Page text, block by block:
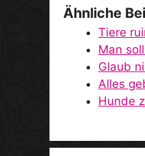
Ähnliche
Tiere
Man
Glaub
Alles
Hunde